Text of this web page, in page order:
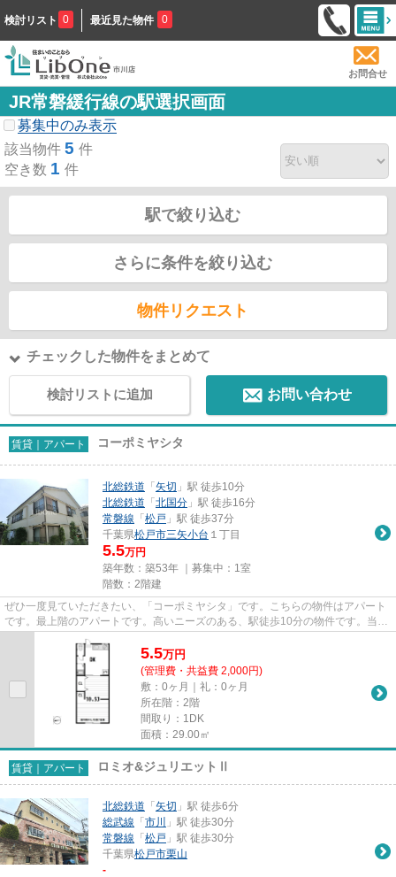
検討リスト 0 最近見た物件 0
お問合せ
JR常磐緩行線の駅選択画面
募集中のみ表示
該当物件 5 件
空き数 1 件
駅で絞り込む
さらに条件を絞り込む
物件リクエスト
チェックした物件をまとめて
検討リストに追加 お問い合わせ
賃貸｜アパート コーポミヤシタ
北総鉄道 「 矢切 」駅 徒歩10分
北総鉄道 「 北国分 」駅 徒歩16分
常磐線 「 松戸 」駅 徒歩37分
千葉県松戸市三矢小台 １丁目
5.5万円
築年数：築53年 ｜募集中： 1室
階数：2階建
ぜひ一度見ていただきたい、「コーポミヤシタ」です。こちらの物件はアパート
です。最上階のアパートです。高いニーズのある、駅徒歩10分の物件です。当社
スタッフが地域の賃貸情報を...
5.5万円
(管理費・共益費 2,000円)
敷：0ヶ月｜礼：0ヶ月
所在階：2階
間取り：1DK
面積：29.00㎡
賃貸｜アパート ロミオ&ジュリエットⅡ
北総鉄道 「 矢切 」駅 徒歩6分
総武線 「 市川
」駅 徒歩30分
常磐線 「 松戸 」駅 徒歩30分
千葉県松戸市栗山
-